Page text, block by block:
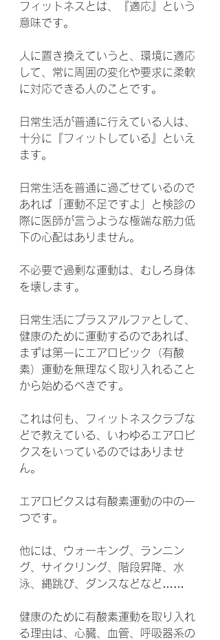
フィットネスとは、『適応』という
意味です。
人に置き換えていうと、環境に適応
して、常に周囲の変化や要求に柔軟
に対応できる人のことです。
日常生活が普通に行えている人は、
十分に『フィットしている』といえ
ます。
日常生活を普通に過ごせているので
あれば「運動不足ですよ」と検診の
際に医師が言うような極端な筋力低
下の心配はありません。
不必要で過剰な運動は、むしろ身体
を壊します。
日常生活にプラスアルファとして、
健康のために運動するのであれば、
まずは第一にエアロビック（有酸
素）運動を無理なく取り入れること
から始めるべきです。
これは何も、フィットネスクラブな
どで教えている、いわゆるエアロビ
クスをいっているのではありませ
ん。
エアロビクスは有酸素運動の中の一
つです。
他には、ウォーキング、ランニン
グ、サイクリング、階段昇降、水
泳、縄跳び、ダンスなどなど……
健康のために有酸素運動を取り入れ
る理由は、心臓、血管、呼吸器系の